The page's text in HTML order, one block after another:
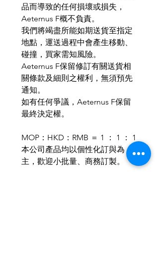
品而導致的任何損壞或損失，
Aeternus F概不負責。
我們將竭盡所能如期送貨至指定
地點，運送過程中會產生移動、
碰撞，買家需知風險。
Aeternus F保留修訂有關送貨相
關條款及細則之權利，無須預先
通知。
如有任何爭議，Aeternus F保留
最終決定權。
MOP：HKD：RMB ＝ 1 ： 1 ： 1
本公司產品均以個性化訂與為
主，歡迎小批量、商務訂製。